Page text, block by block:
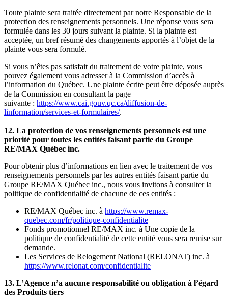
Toute plainte sera traitée directement par notre Responsable de la
protection des renseignements personnels. Une réponse vous sera
formulée dans les 30 jours suivant la plainte. Si la plainte est
acceptée, un bref résumé des changements apportés à l’objet de la
plainte vous sera formulé.
Si vous n’êtes pas satisfait du traitement de votre plainte, vous
pouvez également vous adresser à la Commission d’accès à
l’information du Québec. Une plainte écrite peut être déposée auprès
de la Commission en consultant la page
suivante : https://www.cai.gouv.qc.ca/diffusion-de-
linformation/services-et-formulaires/.
12. La protection de vos renseignements personnels est une
priorité pour toutes les entités faisant partie du Groupe
RE/MAX Québec inc.
Pour obtenir plus d’informations en lien avec le traitement de vos
renseignements personnels par les autres entités faisant partie du
Groupe RE/MAX Québec inc., nous vous invitons à consulter la
politique de confidentialité de chacune de ces entités :
RE/MAX Québec inc. à https://www.remax-
quebec.com/fr/politique-confidentialite
Fonds promotionnel RE/MAX inc. à Une copie de la
politique de confidentialité de cette entité vous sera remise sur
demande.
Les Services de Relogement National (RELONAT) inc. à
https://www.relonat.com/confidentialite
13. L’Agence n’a aucune responsabilité ou obligation à l’égard
des Produits tiers